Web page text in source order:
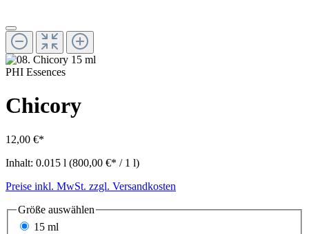
PHI Essences
Chicory
12,00 €*
Inhalt: 0.015 l (800,00 €* / 1 l)
Preise inkl. MwSt. zzgl. Versandkosten
Größe auswählen
15 ml